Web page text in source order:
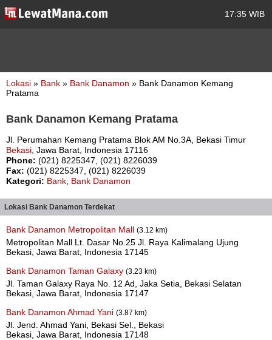
17:35 WIB
Lokasi » Bank » Bank Danamon » Bank Danamon Kemang
Pratama
Bank Danamon Kemang Pratama
Jl. Perumahan Kemang Pratama Blok AM No.3A, Bekasi Timur
Bekasi , Jawa Barat, Indonesia 17116
Phone: (021) 8225347, (021) 8226039
Fax: (021) 8225347, (021) 8226039
Kategori: Bank Bank Danamon
Lokasi Bank Danamon Terdekat
Bank Danamon Metropolitan Mall (3.12 km)
Metropolitan Mall Lt. Dasar No.25 Jl. Raya Kalimalang Ujung
Bekasi, Jawa Barat, Indonesia 17145
Bank Danamon Taman Galaxy (3.23 km)
Jl. Taman Galaxy Raya No. 12 Ad, Jaka Setia, Bekasi Selatan
Bekasi, Jawa Barat, Indonesia 17147
Bank Danamon Ahmad Yani (3.87 km)
Jl. Jend. Ahmad Yani, Bekasi Sel., Bekasi
Bekasi, Jawa Barat, Indonesia 17148